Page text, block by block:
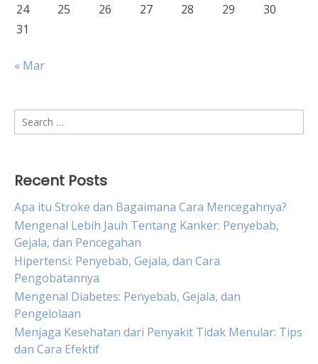
24 25 26 27 28 29
30
31
« Mar
Search
for:
Recent Posts
Apa itu Stroke dan Bagaimana Cara Mencegahnya?
Mengenal Lebih Jauh Tentang Kanker: Penyebab,
Gejala, dan Pencegahan
Hipertensi: Penyebab, Gejala, dan Cara
Pengobatannya
Mengenal Diabetes: Penyebab, Gejala, dan
Pengelolaan
Menjaga Kesehatan dari Penyakit Tidak Menular: Tips
dan Cara Efektif